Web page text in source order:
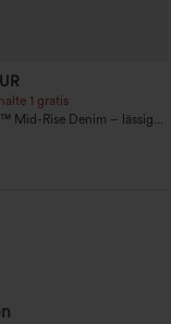
1 gratis
Mid-Rise Denim – lässige
mit Taschen